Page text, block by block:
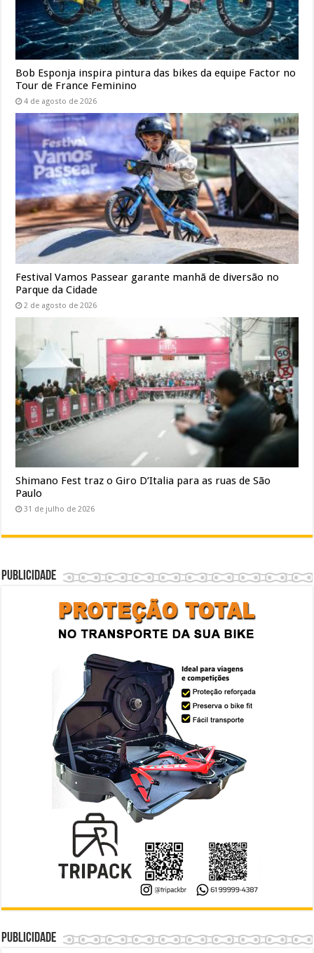
Bob Esponja inspira pintura das bikes da equipe Factor no
Tour de France Feminino
4 de agosto de 2026
Festival Vamos Passear garante manhã de diversão no
Parque da Cidade
2 de agosto de 2026
Shimano Fest traz o Giro D’Italia para as ruas de São
Paulo
31 de julho de 2026
Publicidade
Publicidade